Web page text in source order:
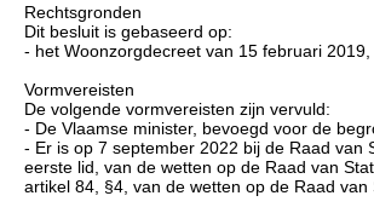
Rechtsgronden
Dit besluit is gebaseerd op:
- het Woonzorgdecreet van 15 februari
Vormvereisten
De volgende vormvereisten zijn vervuld:
- De Vlaamse minister, bevoegd voor de
- Er is op 7 september 2022 bij de Raad
eerste lid, van de wetten op de Raad van
artikel 84, §4, van de wetten op de Raad